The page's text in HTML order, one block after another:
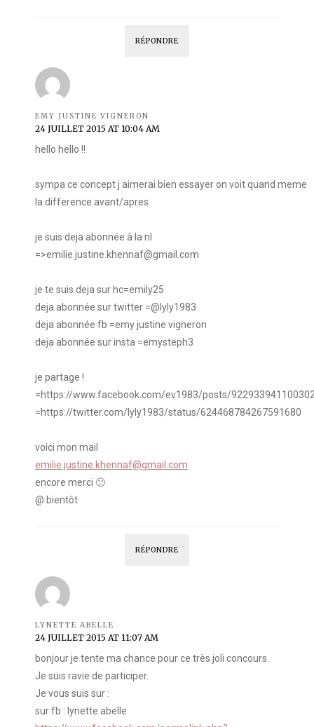
RÉPONDRE
EMY JUSTINE VIGNERON
24 JUILLET 2015 AT 10:04 AM
hello hello !!
sympa ce concept j aimerai bien essayer on voit quand meme
la difference avant/apres
je suis deja abonnée à la nl
=>emilie.justine.khennaf@gmail.com
je te suis deja sur hc=emily25
deja abonnée sur twitter =@lyly1983
deja abonnée fb =emy justine vigneron
deja abonnée sur insta =emysteph3
je partage !
=https://www.facebook.com/ev1983/posts/
=https://twitter.com/lyly1983/status/624468784267591680
voici mon mail
emilie.justine.khennaf@gmail.com
encore merci 🙂
@ bientôt
RÉPONDRE
LYNETTE ABELLE
24 JUILLET 2015 AT 11:07 AM
bonjour je tente ma chance pour ce très joli concours.
Je suis ravie de participer.
Je vous suis sur :
sur fb : lynette abelle